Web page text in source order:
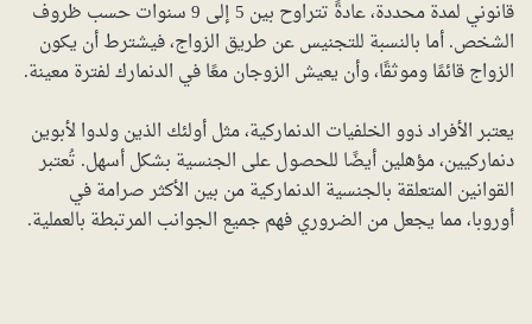
قانوني لمدة محددة، عادةً تتراوح بين 5 إلى 9 سنوات حسب ظروف
الشخص. أما بالنسبة للتجنيس عن طريق الزواج، فيشترط أن يكون
الزواج قائمًا وموثقًا، وأن يعيش الزوجان معًا في الدنمارك لفترة معينة.
يعتبر الأفراد ذوو الخلفيات الدنماركية، مثل أولئك الذين ولدوا لأبوين
دنماركيين، مؤهلين أيضًا للحصول على الجنسية بشكل أسهل. تُعتبر
القوانين المتعلقة بالجنسية الدنماركية من بين الأكثر صرامة في
أوروبا، مما يجعل من الضروري فهم جميع الجوانب المرتبطة بالعملية.